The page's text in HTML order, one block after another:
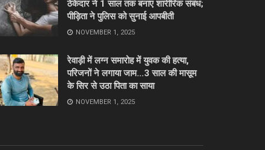
ठेकेदार ने 1 साल तक बनाए शारीरिक संबंध;
पीड़िता ने पुलिस को सुनाई आपबीती
NOVEMBER 1, 2025
रेवाड़ी में लग्न समारोह में युवक की हत्या,
परिजनों ने लगाया जाम…3 साल की मासूम
के सिर से उठा पिता का साया
NOVEMBER 1, 2025